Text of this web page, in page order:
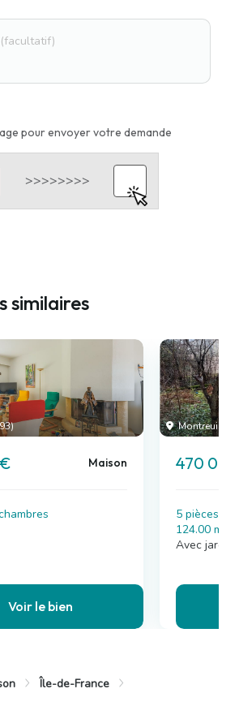
(facultatif)
pour envoyer votre demande
similaires
Maison
Voir le bien
Montreuil
470
5 pièces , 3
124.00 m²
Avec
Île-de-France